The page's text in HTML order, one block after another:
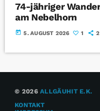
74-jähriger
am Nebelhorn
today 5. AUGUST 2026 1 2
© 2026ALLGÄUHIT E.K.
KONTAKT